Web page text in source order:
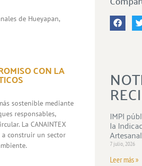
de Hueyapan,
CON LA
sostenible mediante
responsables,
La CANAINTEX
a construir un sector
IMPI
la
7 julio, 2026
Leer más »